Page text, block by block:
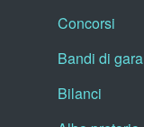
Concorsi
Bandi di gara
Bilanci